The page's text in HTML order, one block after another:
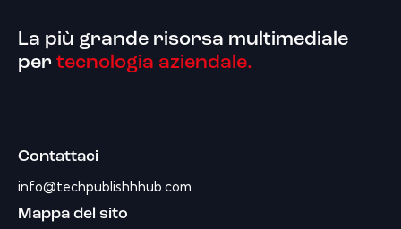
La più grande risorsa multimediale
per tecnologia aziendale.
Contattaci
info@techpublishhhub.com
Mappa del sito